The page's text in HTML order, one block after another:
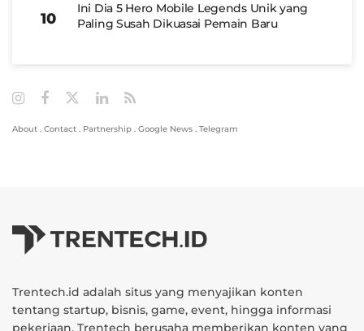
Ini Dia 5 Hero Mobile Legends Unik yang
Paling Susah Dikuasai Pemain Baru
About . Contact . Partnership . Google News . Telegram
Trentech.id adalah situs yang menyajikan konten
tentang startup, bisnis, game, event, hingga informasi
pekerjaan. Trentech berusaha memberikan konten yang